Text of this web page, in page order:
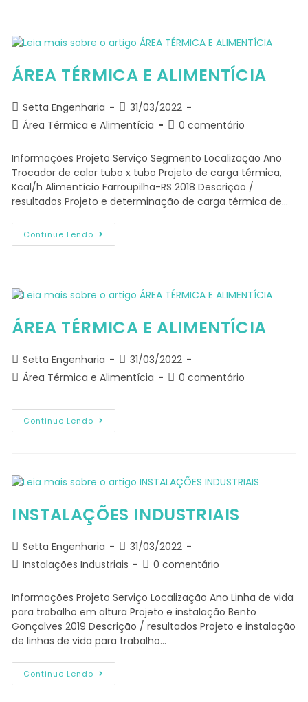
ÁREA TÉRMICA E ALIMENTÍCIA
Setta Engenharia
31/03/2022
Área Térmica e Alimentícia
0 comentário
Informações Projeto Serviço Segmento Localização Ano
Trocador de calor tubo x tubo Projeto de carga térmica,
Kcal/h Alimentício Farroupilha-RS 2018 Descrição /
resultados Projeto e determinação de carga térmica de…
Continue Lendo
ÁREA TÉRMICA E ALIMENTÍCIA
Setta Engenharia
31/03/2022
Área Térmica e Alimentícia
0 comentário
Continue Lendo
INSTALAÇÕES INDUSTRIAIS
Setta Engenharia
31/03/2022
Instalações Industriais
0 comentário
Informações Projeto Serviço Localização Ano Linha de vida
para trabalho em altura Projeto e instalação Bento
Gonçalves 2019 Descrição / resultados Projeto e instalação
de linhas de vida para trabalho…
Continue Lendo